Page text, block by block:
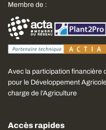
Membre de :
Avec la participation financière
pour le Développement
charge de l’Agriculture
Accès rapides